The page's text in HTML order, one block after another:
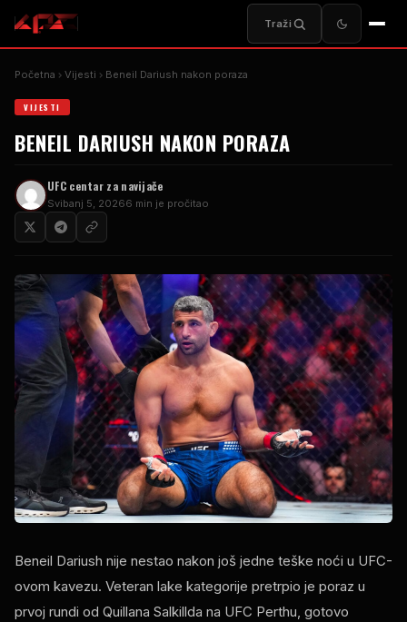
Traži
Početna Vijesti Beneil Dariush nakon poraza
VIJESTI
BENEIL DARIUSH NAKON PORAZA
UFC centar za navijače
Svibanj 5, 20266 min je pročitao
Beneil Dariush nije nestao nakon još jedne teške noći u UFC-
ovom kavezu. Veteran lake kategorije pretrpio je poraz u
prvoj rundi od Quillana Salkillda na UFC Perthu, gotovo